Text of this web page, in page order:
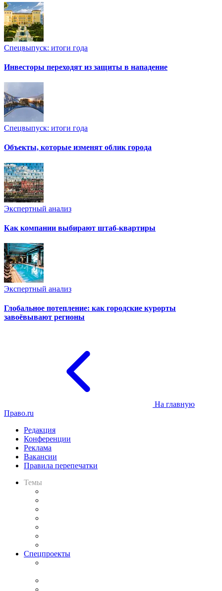
Спецвыпуск: итоги года
Инвесторы переходят из защиты в нападение
Спецвыпуск: итоги года
Объекты, которые изменят облик города
Экспертный анализ
Как компании выбирают штаб-квартиры
Экспертный анализ
Глобальное потепление: как городские курорты
завоёвывают регионы
На главную
Право.ru
Редакция
Конференции
Реклама
Вакансии
Правила перепечатки
Темы
Спецпроекты